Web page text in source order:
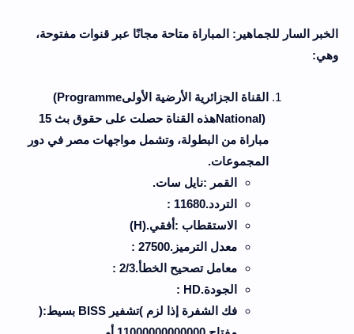
الخبر السار للجماهير: المباراة متاحة مجانًا عبر قنوات مفتوحة،
وهي:
القناة الجزائرية الأرضية الأولى(Programme
National)
هذه القناة حصلت على حقوق بث 15
مباراة من البطولة، وتشمل مواجهات مصر في دور
المجموعات.
القمر :نايل سات.
التردد: 11680.
الاستقطاب :أفقي(H).
معدل الترميز : 27500.
معامل تصحيح الخطأ: 2/3.
الجودة: HD.
فك الشفرة إذا لزم (تشفير BISS بسيط):